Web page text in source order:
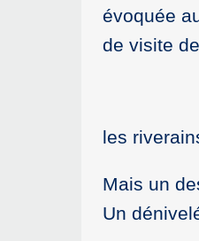
évoquée
de visite
les
Mais un
Un